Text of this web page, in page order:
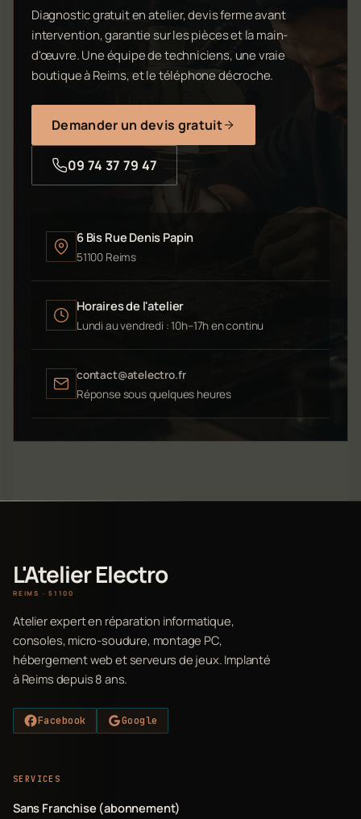
Diagnostic gratuit en atelier, devis ferme avant
intervention, garantie sur les pièces et la main-
d'œuvre. Une équipe de techniciens, une vraie
boutique à Reims, et le téléphone décroche.
Demander un devis gratuit
09 74 37 79 47
6 Bis Rue Denis Papin
51100 Reims
Horaires de l'atelier
Lundi au vendredi : 10h–17h en continu
contact@atelectro.fr
Réponse sous quelques heures
L'Atelier Electro
REIMS · 51100
Atelier expert en réparation informatique,
consoles, micro-soudure, montage PC,
hébergement web et serveurs de jeux. Implanté
à Reims depuis 8 ans.
Facebook Google
SERVICES
Sans Franchise (abonnement)